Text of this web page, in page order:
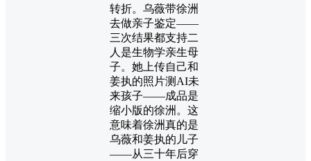
转折。乌薇带徐洲
去做亲子鉴定——
三次结果都支持二
人是生物学亲生母
子。她上传自己和
姜执的照片测AI未
来孩子——成品是
缩小版的徐洲。这
意味着徐洲真的是
乌薇和姜执的儿子
——从三十年后穿